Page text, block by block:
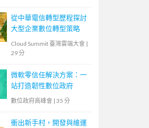
從中華電信轉型歷程探討
大型企業數位轉型策略
Cloud Summit 臺灣雲端大會 |
29 分
微軟零信任解決方案：一
站打造韌性數位政府
數位政府高峰會 | 35 分
衝出新手村，開發與維運